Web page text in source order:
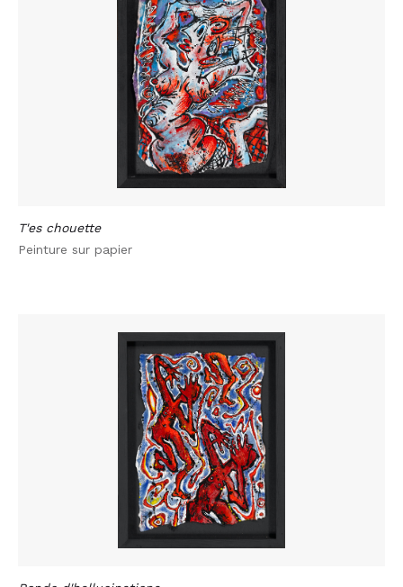
T'es chouette
Peinture sur papier